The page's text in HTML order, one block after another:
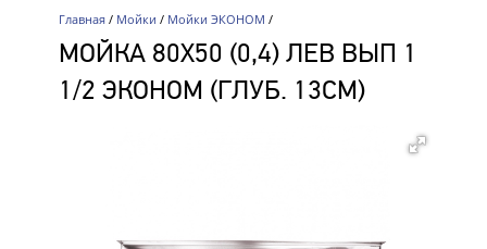
Главная/ Мойки / Мойки ЭКОНОМ /
МОЙКА 80Х50 (0,4) ЛЕВ ВЫП 1
1/2 ЭКОНОМ (ГЛУБ. 13СМ)